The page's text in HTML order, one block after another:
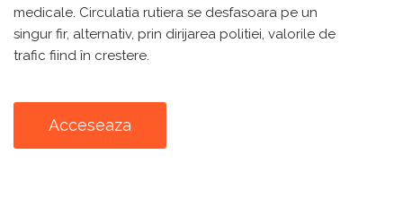
medicale. Circulatia rutiera se desfasoara pe un
singur fir, alternativ, prin dirijarea politiei, valorile de
trafic fiind în crestere.
Acceseaza